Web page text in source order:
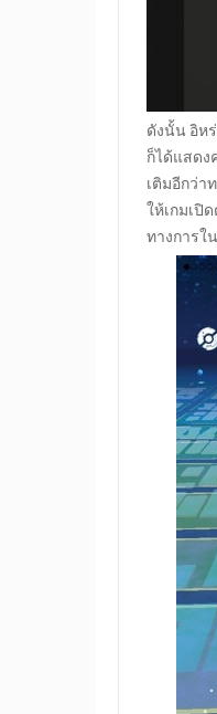
ดังนั้น อิห
ก็ได้แสดง
เติมอีกว่า
ให้เกมเปิ
ทางการใ